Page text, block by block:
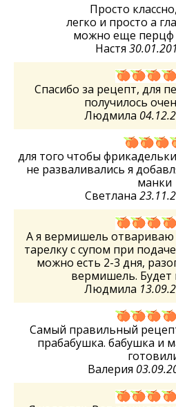
Просто
легко и просто а
можно еще перцф
Настя
Спасибо за рецепт, для
получилось
Людмила
для того чтобы
не разваливались я
манки
Светлана
А я вермишель отвариваю
тарелку с супом при
можно есть 2-3 дня,
вермишель. Будет
Людмила
Самый правильный
прабабушка. бабушка и
Валерия